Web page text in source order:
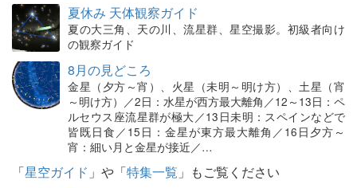
夏休み 天体観察ガイド
夏の大三角、天の川、流星群、星空撮影。初級者向け
の観察ガイド
8月の見どころ
金星（夕方～宵）、火星（未明～明け方）、土星（宵
～明け方）／2日：水星が西方最大離角／12～13日：ペ
ルセウス座流星群が極大／13日未明：スペインなどで
皆既日食／15日：金星が東方最大離角／16日夕方～
宵：細い月と金星が接近／…
「星空ガイド 」や「特集一覧 」もご覧ください